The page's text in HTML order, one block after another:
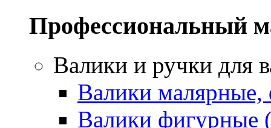
Профессиональный
Валики и ручки для
Валики малярные,
Валики фигурные